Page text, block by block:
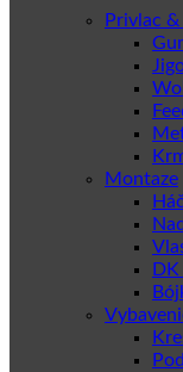
Privlac &
Montaze